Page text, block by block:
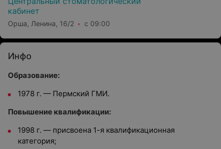
кабинет
Орша, Ленина, 16/2 с 09:00
Инфо
Образование:
1978 г. — Пермский ГМИ.
Повышение квалификации:
1998 г. — присвоена 1-я квалификационная
категория;